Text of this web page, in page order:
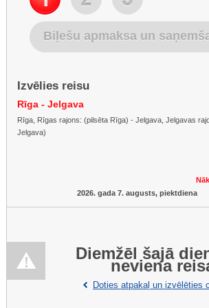
Biļešu apmaksa un
Izvēlies reisu
Rīga - Jelgava
Rīga, Rīgas rajons: (pilsēta Rīga) - Jelgava, Jelgavas
Jelgava)
2026. gada 7. augusts, piektdiena
Diemžēl šajā
neviena
Doties atpakaļ un izvēlēties